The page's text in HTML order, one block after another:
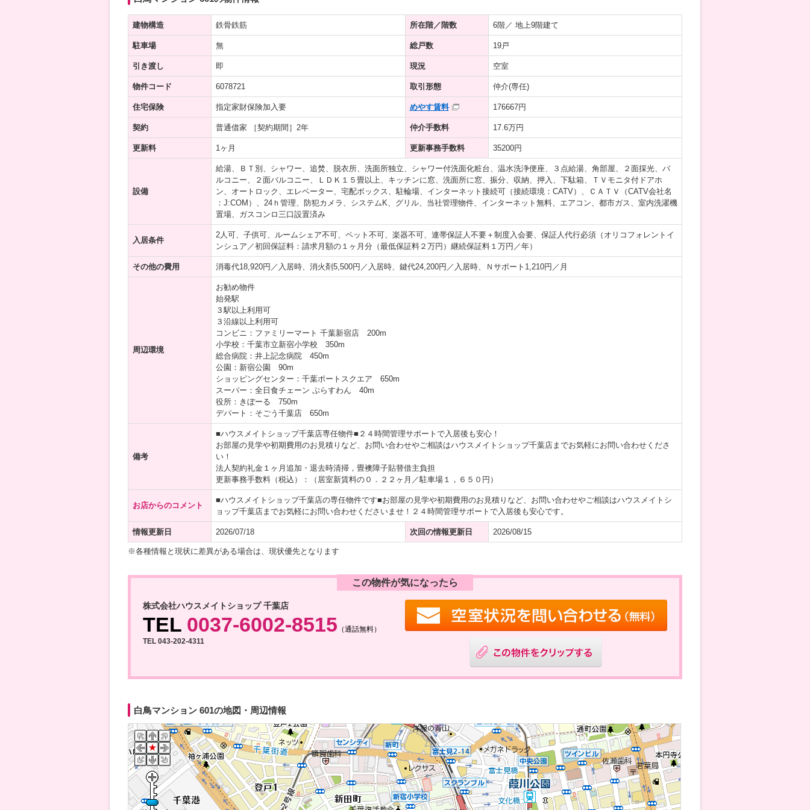
建物構造 鉄骨鉄筋 所在階／階数 6階／ 地上9階建て
駐車場 無 総戸数 19戸
引き渡し 即 現況 空室
物件コード 6078721 取引形態 仲介(専任)
住宅保険 指定家財保険加入要 めやす賃料 176667円
契約 普通借家 ［契約期間］2年 仲介手数料 17.6万円
更新料 1ヶ月 更新事務手数料 35200円
設備
給湯、ＢＴ別、シャワー、追焚、脱衣所、洗面所独立、シャワー付洗面化粧台、温水洗浄便座、３点給湯、角部屋、２面採光、バ
ルコニー、２面バルコニー、ＬＤＫ１５畳以上、キッチンに窓、洗面所に窓、振分、収納、押入、下駄箱、ＴＶモニタ付ドアホ
ン、オートロック、エレベーター、宅配ボックス、駐輪場、インターネット接続可（接続環境：CATV）、ＣＡＴＶ（CATV会社名
：J:COM）、24ｈ管理、防犯カメラ、システムK、グリル、当社管理物件、インターネット無料、エアコン、都市ガス、室内洗濯機
置場、ガスコンロ三口設置済み
入居条件
2人可、子供可、ルームシェア不可、ペット不可、楽器不可、連帯保証人不要＋制度入会要、保証人代行必須（オリコフォレントイ
ンシュア／初回保証料：請求月額の１ヶ月分（最低保証料２万円）継続保証料１万円／年）
その他の費用 消毒代18,920円／入居時、消火剤5,500円／入居時、鍵代24,200円／入居時、Ｎサポート1,210円／月
周辺環境
お勧め物件
始発駅
３駅以上利用可
３沿線以上利用可
コンビニ：ファミリーマート 千葉新宿店 200m
小学校：千葉市立新宿小学校 350m
総合病院：井上記念病院 450m
公園：新宿公園 90m
ショッピングセンター：千葉ポートスクエア 650m
スーパー：全日食チェーン ぷらすわん 40m
役所：きぼーる 750m
デパート：そごう千葉店 650m
備考
■ハウスメイトショップ千葉店専任物件■２４時間管理サポートで入居後も安心！
お部屋の見学や初期費用のお見積りなど、お問い合わせやご相談はハウスメイトショップ千葉店までお気軽にお問い合わせくださ
い！
法人契約礼金１ヶ月追加・退去時清掃，畳襖障子貼替借主負担
更新事務手数料（税込）：（居室新賃料の０．２２ヶ月／駐車場１，６５０円）
お店からのコメント
■ハウスメイトショップ千葉店の専任物件です■お部屋の見学や初期費用のお見積りなど、お問い合わせやご相談はハウスメイトシ
ョップ千葉店までお気軽にお問い合わせくださいませ！２４時間管理サポートで入居後も安心です。
情報更新日 2026/07/18 次回の情報更新日 2026/08/15
※各種情報と現状に差異がある場合は、現状優先となります
この物件が気になったら
株式会社ハウスメイトショップ 千葉店
TEL 0037-6002-8515 （通話無料）
TEL 043-202-4311
白鳥マンション 601の地図・周辺情報